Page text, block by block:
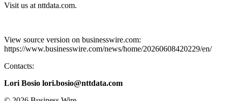
Visit us at nttdata.com.
View source version on businesswire.com:
https://www.businesswire.com/news/home/20260608420229/en/
Contacts:
Lori Bosio lori.bosio@nttdata.com